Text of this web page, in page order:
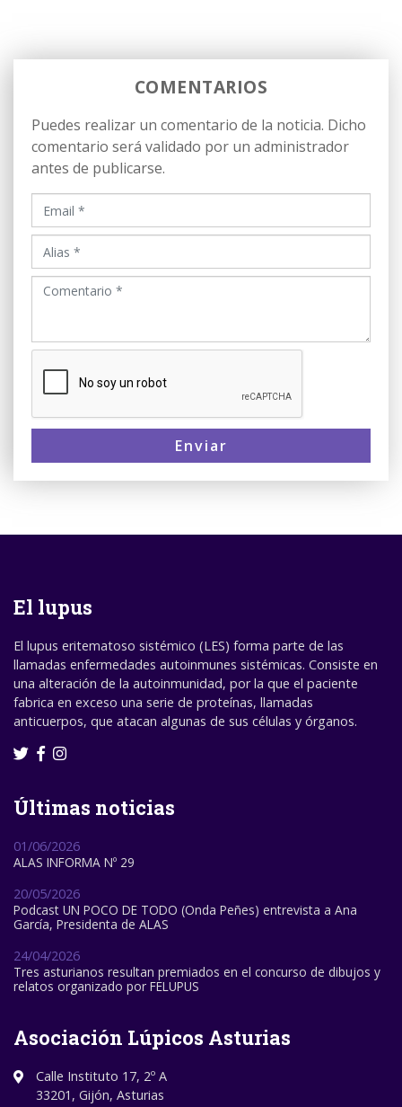
COMENTARIOS
Puedes realizar un comentario de la noticia. Dicho
comentario será validado por un administrador
antes de publicarse.
Enviar
El lupus
El lupus eritematoso sistémico (LES) forma parte de las
llamadas enfermedades autoinmunes sistémicas. Consiste en
una alteración de la autoinmunidad, por la que el paciente
fabrica en exceso una serie de proteínas, llamadas
anticuerpos, que atacan algunas de sus células y órganos.
Últimas noticias
01/06/2026
ALAS INFORMA Nº 29
20/05/2026
Podcast UN POCO DE TODO (Onda Peñes) entrevista a Ana
García, Presidenta de ALAS
24/04/2026
Tres asturianos resultan premiados en el concurso de dibujos y
relatos organizado por FELUPUS
Asociación Lúpicos Asturias
Calle Instituto 17, 2º A
33201, Gijón, Asturias